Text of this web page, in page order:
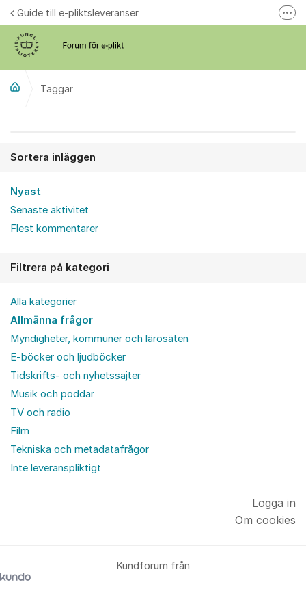
Hoppa till innehåll
Guide till e-pliktsleveranser
Taggar
Sortera inläggen
Nyast
Senaste aktivitet
Flest kommentarer
Filtrera på kategori
Alla kategorier
Allmänna frågor
Myndigheter, kommuner och lärosäten
E-böcker och ljudböcker
Tidskrifts- och nyhetssajter
Musik och poddar
TV och radio
Film
Tekniska och metadatafrågor
Inte leveranspliktigt
Kundforum från
Logga in
Om cookies